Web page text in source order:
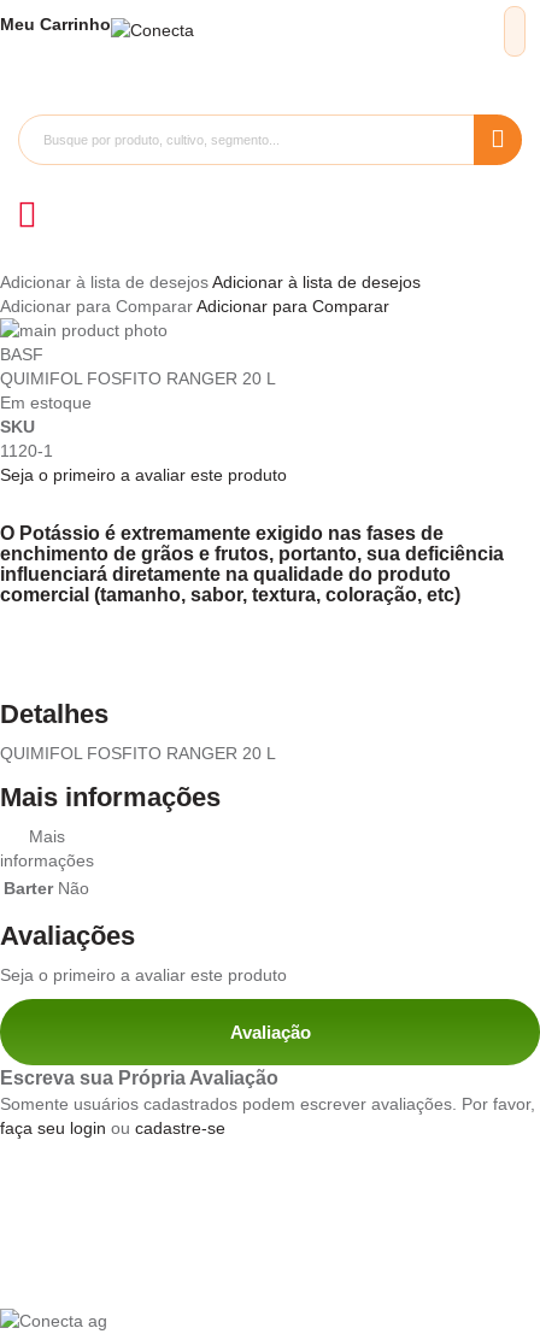
Meu Carrinho
Adicionar à lista de desejosAdicionar à lista de desejos
Adicionar para CompararAdicionar para Comparar
Pular
para
o
final
da
Galeria
de
Saltar
para
o
início
da
Galeria
imagens
BASF
QUIMIFOL FOSFITO RANGER 20 L
Em estoque
SKU
1120-1
Seja o primeiro a avaliar este produto
O Potássio é extremamente exigido nas fases de
enchimento de grãos e frutos, portanto, sua deficiência
influenciará diretamente na qualidade do produto
comercial (tamanho, sabor, textura, coloração, etc)
Detalhes
QUIMIFOL FOSFITO RANGER 20 L
Mais informações
Mais
informações
Barter Não
Avaliações
Seja o primeiro a avaliar este produto
Avaliação
Escreva sua Própria Avaliação
Somente usuários cadastrados podem escrever avaliações. Por favor,
faça seu login ou cadastre-se